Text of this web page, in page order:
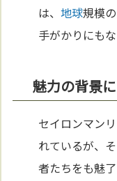
は、地球規模の
手がかりにもな
魅力の背景
セイロンマン
れているが、
者たちをも魅